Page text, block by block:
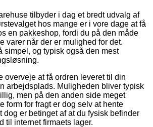
tilbyder i dag et bredt udvalg af
hos mange er i vore dage at få
en pakkeshop, fordi du på den måde
varer når der er mulighed for det.
simpel, og typisk også den mest
overveje at få ordren leveret til din
arbejdsplads. Muligheden bliver typisk
men på den anden side meget
form for fragt er dog selv at hente
dog er betinget af at du fysisk befinder
til internet firmaets lager.